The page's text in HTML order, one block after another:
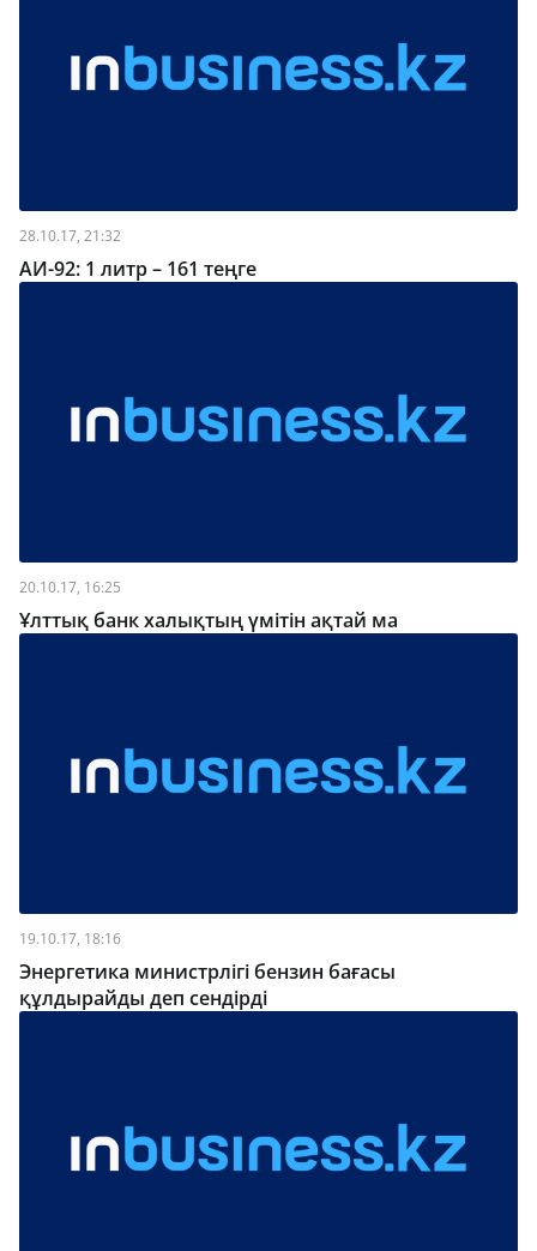
28.10.17, 21:32
АИ-92: 1 литр – 161 теңге
20.10.17, 16:25
Ұлттық банк халықтың үмітін ақтай ма
19.10.17, 18:16
Энергетика министрлігі бензин бағасы
құлдырайды деп сендірді